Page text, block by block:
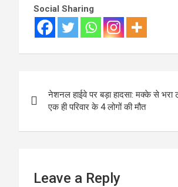
Social Sharing
navigation
नेशनल हाईवे पर बड़ा हादसा: मक्के से भरा
एक ही परिवार के 4 लोगों की मौत
Leave a Reply